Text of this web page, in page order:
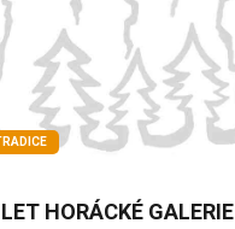
HORÁCKÉ GALERIE